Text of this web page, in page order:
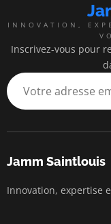
INNOVATION,
Inscrivez-vous pour
Jamm Saintlouis
Innovation, expertise